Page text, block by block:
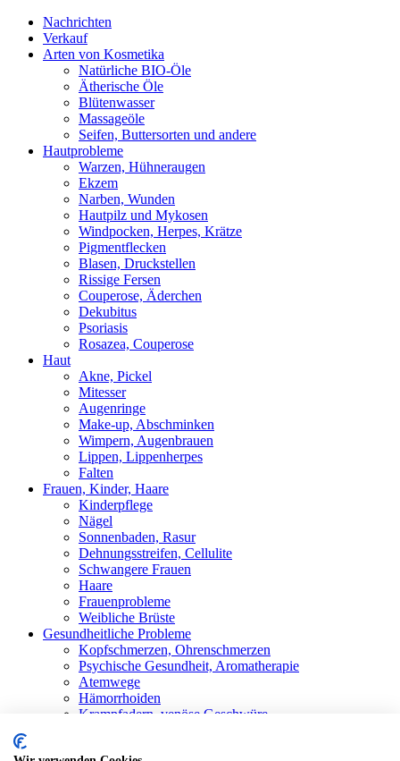
Nachrichten
Verkauf
Arten von Kosmetika
Natürliche BIO-Öle
Ätherische Öle
Blütenwasser
Massageöle
Seifen, Buttersorten und andere
Hautprobleme
Warzen, Hühneraugen
Ekzem
Narben, Wunden
Hautpilz und Mykosen
Windpocken, Herpes, Krätze
Pigmentflecken
Blasen, Druckstellen
Rissige Fersen
Couperose, Äderchen
Dekubitus
Psoriasis
Rosazea, Couperose
Haut
Akne, Pickel
Mitesser
Augenringe
Make-up, Abschminken
Wimpern, Augenbrauen
Lippen, Lippenherpes
Falten
Frauen, Kinder, Haare
Kinderpflege
Nägel
Sonnenbaden, Rasur
Dehnungsstreifen, Cellulite
Schwangere Frauen
Haare
Frauenprobleme
Weibliche Brüste
Gesundheitliche Probleme
Kopfschmerzen, Ohrenschmerzen
Psychische Gesundheit, Aromatherapie
Atemwege
Hämorrhoiden
Krampfadern, venöse Geschwüre